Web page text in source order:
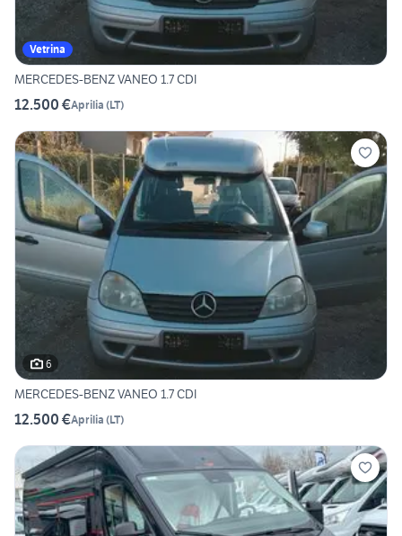
Vetrina
MERCEDES-BENZ VANEO 1.7 CDI
12.500 €Aprilia (LT)
6
MERCEDES-BENZ VANEO 1.7 CDI
12.500 €Aprilia (LT)